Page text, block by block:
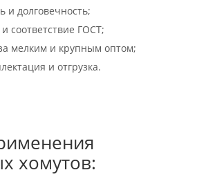
и долговечность;
соответствие ГОСТ;
мелким и крупным оптом;
и отгрузка.
хомутов: